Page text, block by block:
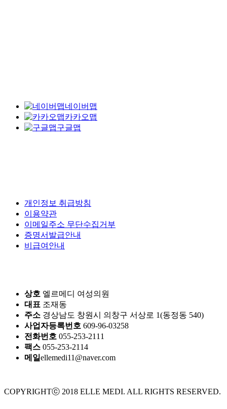
네이버맵
카카오맵
구글맵
개인정보 취급방침
이용약관
이메일주소 무단수집거부
증명서발급안내
비급여안내
상호 엘르메디 여성의원
대표 조재동
주소 경상남도 창원시 의창구 서상로 1(동정동 540)
사업자등록번호 609-96-03258
전화번호 055-253-2111
팩스 055-253-2114
메일ellemedi11@naver.com
COPYRIGHTⓒ 2018 ELLE MEDI. ALL RIGHTS RESERVED.